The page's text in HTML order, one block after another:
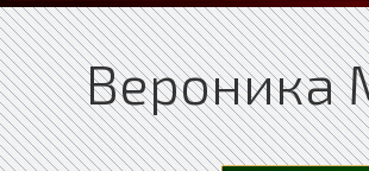
Вероника